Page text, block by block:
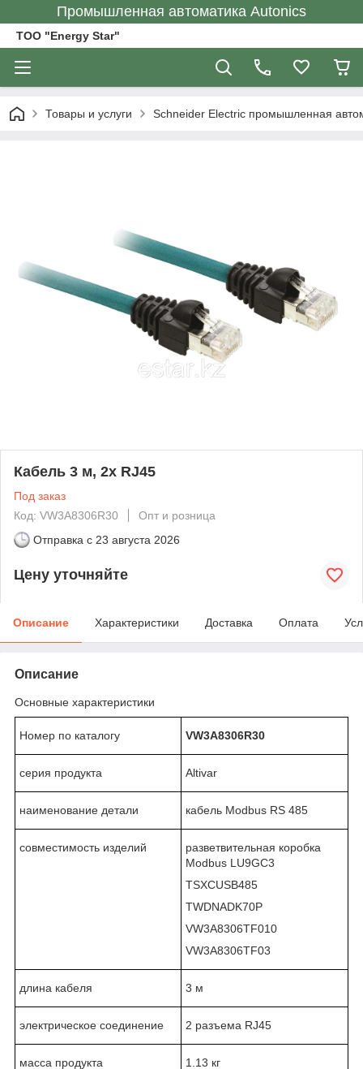
Промышленная автоматика Autonics
ТОО "Energy Star"
Товары и услуги Schneider Electric промышленная
Кабель 3 м, 2х RJ45
Под заказ
Код: VW3A8306R30
Опт и розница
Отправка с 23 августа 2026
Цену уточняйте
Описание Характеристики Доставка Оплата
Описание
Основные характеристики
Номер по каталогу VW3A8306R30
серия продукта Altivar
наименование детали кабель Modbus RS 485
совместимость изделий
разветвительная коробка
Modbus LU9GC3
TSXCUSB485
TWDNADK70P
VW3A8306TF010
VW3A8306TF03
длина кабеля 3 м
электрическое соединение 2 разъема RJ45
масса продукта 1.13 кг